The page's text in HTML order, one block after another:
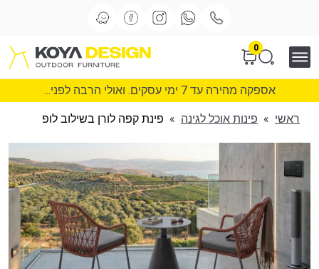
0
אספקה מהירה עד 7 ימי עסקים. ואולי הרבה לפני...
ראשי » פינות אוכל לגינה » פינת קפה לורן בשילוב לופ